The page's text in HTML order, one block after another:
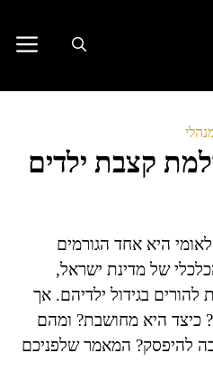
קצבת ילדים
היא אחד הגורמים
של מדינת ישראל,
בגידול ילדיהם. אך
כיצד היא מחושבת? ומהם
להיפסק? המאמר שלפניכם